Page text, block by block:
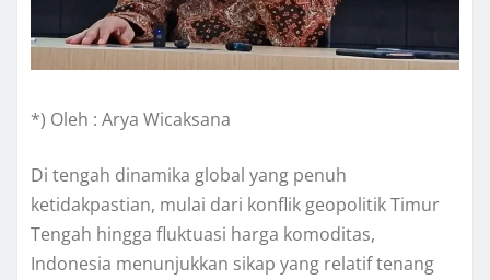
*) Oleh : Arya Wicaksana
Di tengah dinamika global yang penuh
ketidakpastian, mulai dari konflik geopolitik Timur
Tengah hingga fluktuasi harga komoditas,
Indonesia menunjukkan sikap yang relatif tenang